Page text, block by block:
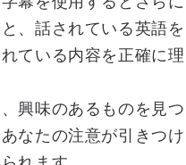
、話されている英語を
ている内容を正確に理
興味のあるものを見つ
なたの注意が引きつけ